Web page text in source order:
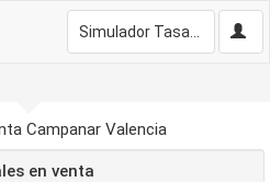
Campanar Valencia
en venta